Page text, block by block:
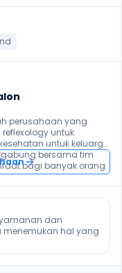
perusahaan yang
untuk
untuk keluarga
bersama tim
bagi banyak orang
dan
menemukan hal yang